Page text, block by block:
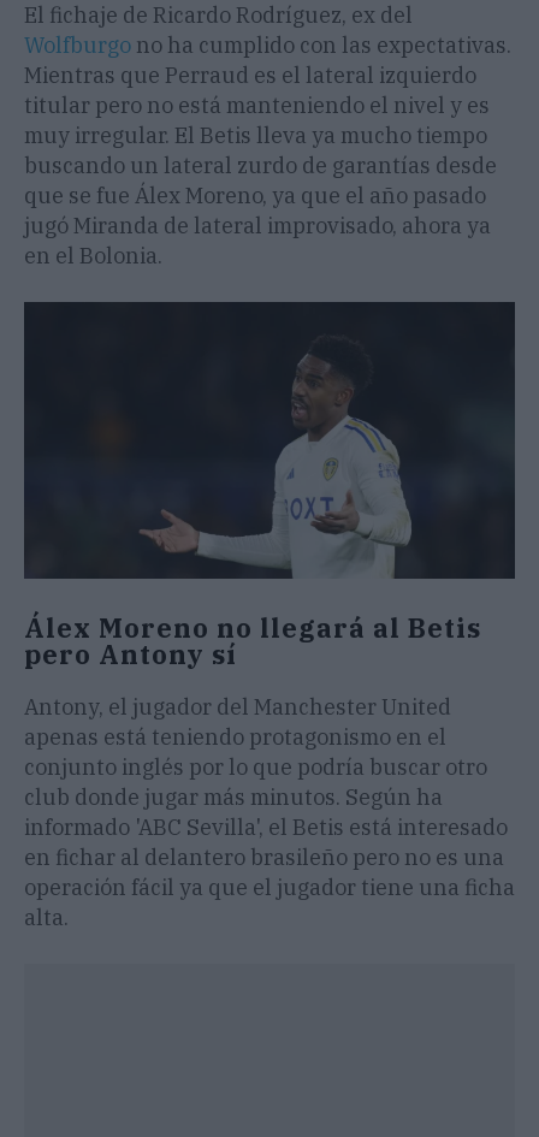
El fichaje de Ricardo Rodríguez, ex del
Wolfburgo no ha cumplido con las expectativas.
Mientras que Perraud es el lateral izquierdo
titular pero no está manteniendo el nivel y es
muy irregular. El Betis lleva ya mucho tiempo
buscando un lateral zurdo de garantías desde
que se fue Álex Moreno, ya que el año pasado
jugó Miranda de lateral improvisado, ahora ya
en el Bolonia.
Álex Moreno no llegará al Betis
pero Antony sí
Antony, el jugador del Manchester United
apenas está teniendo protagonismo en el
conjunto inglés por lo que podría buscar otro
club donde jugar más minutos. Según ha
informado 'ABC Sevilla', el Betis está interesado
en fichar al delantero brasileño pero no es una
operación fácil ya que el jugador tiene una ficha
alta.